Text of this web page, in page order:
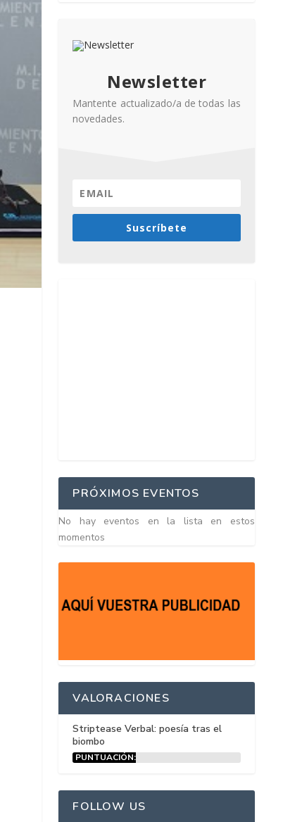
Newsletter
Mantente actualizado/a de todas las
novedades.
Suscríbete
PRÓXIMOS EVENTOS
No hay eventos en la lista en estos
momentos
VALORACIONES
Striptease Verbal: poesía tras el
biombo
PUNTUACIÓN:
FOLLOW US